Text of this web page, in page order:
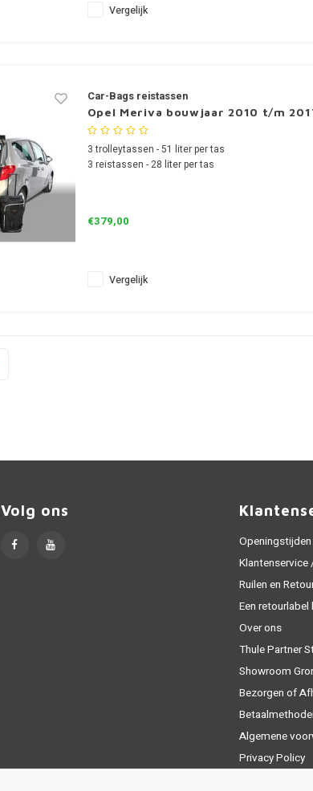
Vergelijk
Car-Bags reistassen
Opel Meriva bouwjaar 2010 t/m
3 trolleytassen - 51 liter per tas
3 reistassen - 28 liter per tas
€379,00
Vergelijk
Volg ons
Openingstijden
Klantenservice
Ruilen en
Een retourlabel
Over ons
Thule Partner
Showroom
Bezorgen of
Algemene
Privacy Policy